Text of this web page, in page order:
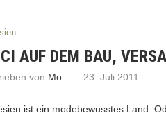
AUF DEM BAU,
von Mo 23. Juli 2011
ist ein modebewusstes Land.